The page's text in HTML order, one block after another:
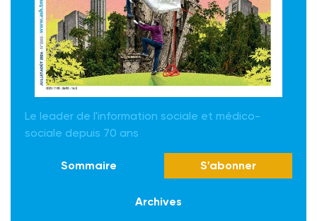
Le leader de l'information sociale et médico-
sociale depuis 70 ans
Sommaire S'abonner
Archives